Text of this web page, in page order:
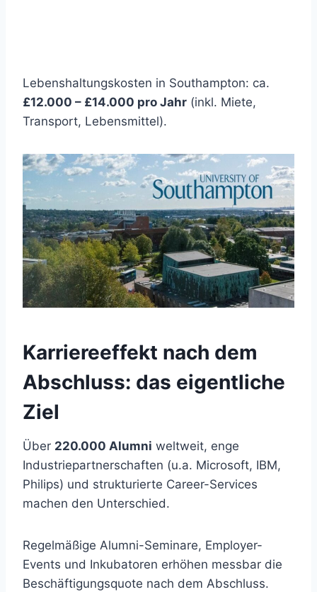
Lebenshaltungskosten in Southampton: ca.
£12.000 – £14.000 pro Jahr (inkl. Miete,
Transport, Lebensmittel).
Karriereeffekt nach dem
Abschluss: das eigentliche
Ziel
Über 220.000 Alumni weltweit, enge
Industriepartnerschaften (u.a. Microsoft, IBM,
Philips) und strukturierte Career-Services
machen den Unterschied.
Regelmäßige Alumni-Seminare, Employer-
Events und Inkubatoren erhöhen messbar die
Beschäftigungsquote nach dem Abschluss.